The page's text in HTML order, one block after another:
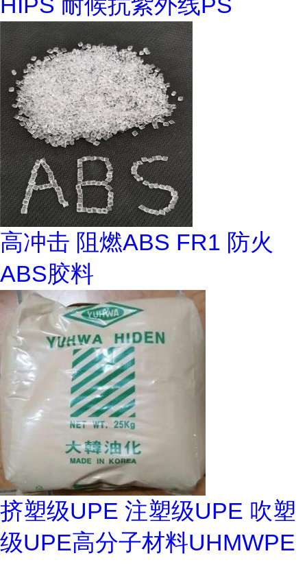
高冲击 阻燃ABS FR1 防火
ABS胶料
挤塑级UPE 注塑级UPE 吹塑
级UPE高分子材料UHMWPE